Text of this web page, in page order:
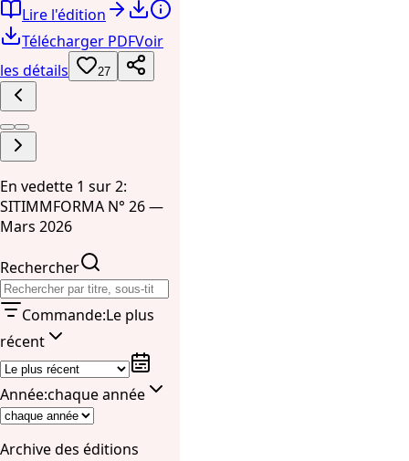
Lire l'édition
Télécharger PDFVoir
les détails
27
En vedette 1 sur 2:
SITIMMFORMA N° 26 —
Mars 2026
Rechercher
Commande:Le plus
récent
Année:chaque année
Archive des éditions